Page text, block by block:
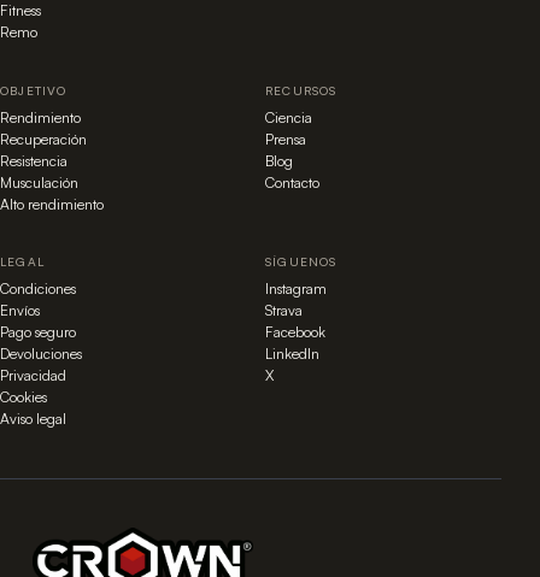
Fitness
Remo
OBJETIVO
Rendimiento
Recuperación
Resistencia
Musculación
Alto rendimiento
RECURSOS
Ciencia
Prensa
Blog
Contacto
LEGAL
Condiciones
Envíos
Pago seguro
Devoluciones
Privacidad
Cookies
Aviso legal
SÍGUENOS
Instagram
Strava
Facebook
LinkedIn
X